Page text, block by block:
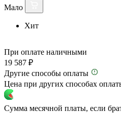
Мало
Хит
При оплате наличными
19 587 ₽
Другие способы оплаты
Цена при других способах
Сумма месячной платы, если